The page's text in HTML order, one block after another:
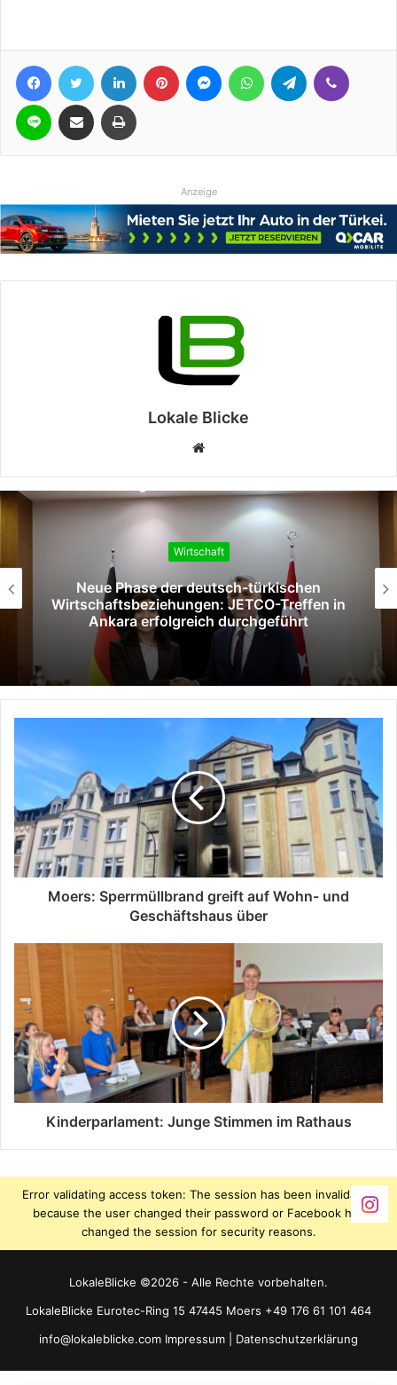
FacebookTwitter LinkedIn Pinterest MessengerWhatsAppTelegram
Line Teile per E-Mail Drucken
Anzeige
Lokale Blicke
Webseite
Wirtschaft
Strategische Allianz für Zonguldak und
Bursa: Gesundheits- und Pflegetourismus
im Fokus
Moers: Sperrmüllbrand greift auf Wohn- und
Geschäftshaus über
Kinderparlament: Junge Stimmen im Rathaus
Error validating access token: The session has been invalidated
because the user changed their password or Facebook has
changed the session for security reasons.
LokaleBlicke ©2026 - Alle Rechte vorbehalten.
LokaleBlicke Eurotec-Ring 15 47445 Moers +49 176 61 101 464
info@lokaleblicke.com Impressum Datenschutzerklärung